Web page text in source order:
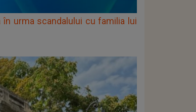
urma scandalului cu familia lui